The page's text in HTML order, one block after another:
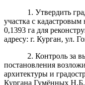
1. Утвердить
участка с
0,1393 га для
адресу: г. Курган, ул.
2. Контроль за
постановления
архитектуры и
Кургана Гумённых Н.Б.